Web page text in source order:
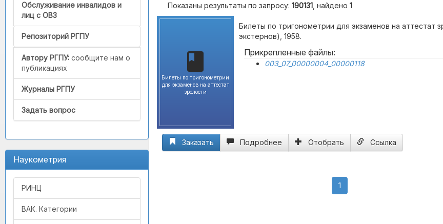
Обслуживание инвалидов и
лиц с ОВЗ
Репозиторий РГПУ
Автору РГПУ: сообщите нам о
публикациях
Журналы РГПУ
Задать вопрос
Наукометрия
РИНЦ
ВАК. Категории
Показаны результаты по запросу: 190131 , найдено 1
Билеты по тригонометрии
для экзаменов на аттестат
зрелости
Билеты по тригонометрии для экзаменов на аттестат
экстернов), 1958.
Прикрепленные файлы:
003_07_00000004_00000118
Заказать Подробнее Отобрать Ссылка
1(current)